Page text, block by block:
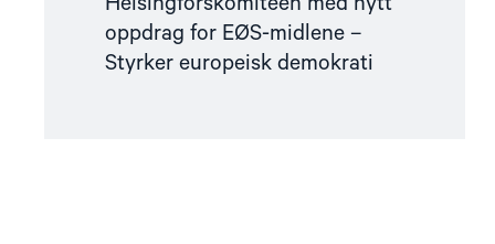
oppdrag for EØS-midlene –
Styrker europeisk demokrati